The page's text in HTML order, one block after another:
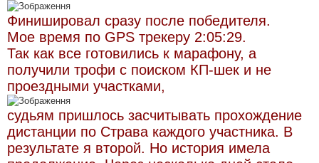
Финишировал сразу после победителя.
Мое время по GPS трекеру 2:05:29.
Так как все готовились к марафону, а
получили трофи с поиском КП-шек и не
проездными участками,
судьям пришлось засчитывать прохождение
дистанции по Страва каждого участника. В
результате я второй. Но история имела